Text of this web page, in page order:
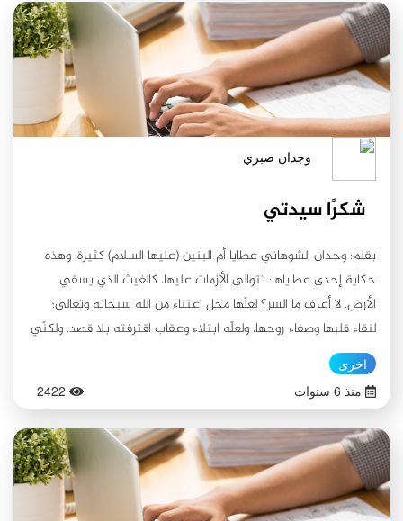
وجدان صبري
شكرًا سيدتي
بقلم: وجدان الشوهاني عطايا أم البنين (عليها السلام) كثيرة، وهذه
حكاية إحدى عطاياها: تتوالى الأزمات عليها، كالغيث الذي يسقي
الأرض. لا أعرف ما السر؟ لعلّها محل اعتناء من الله سبحانه وتعالى؛
لنقاء قلبها وصفاء روحها، ولعلّه ابتلاء وعقاب اقترفته بلا قصد. ولكنّي
استبعد ذلك، ليس لأني أعرفها، ولكن كلُّ مَن حولها يهفو إليها وكأنها
كهفهم الحصين... حبٌ لا أعرف سره، فهذه تراها ملهمتها، واُخرى تراها
أمها، وثالثة تراها قائدة... أيُعقل أن يعاقبها الله بكثرة الأزمات؟! حاشاه
وهو الغفور الذي يعفو عن الكثير... فحتى لو عصت فليس عصيانها
بالكثير بل هو عصيان بلا قصد، يسارع قلبها النقي ليستغفر ربه عن
تلك المعصية غير المقصودة. كم فكرت في السبب الذي جعلها لا تقوى
على مواجهة الأزمات. ففي كل مرة تواجهها، لكن الأزمة الأخيرة وكأنها
اخرى
منذ 6 سنوات
2422